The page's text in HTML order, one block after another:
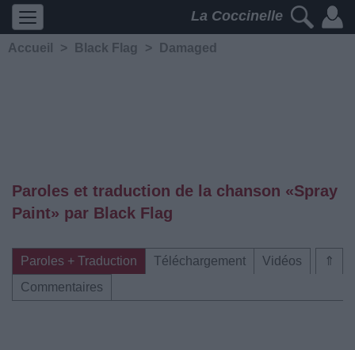
La Coccinelle
Accueil > Black Flag > Damaged
Paroles et traduction de la chanson «Spray
Paint» par Black Flag
⇑
Paroles + Traduction Téléchargement
Vidéos
Commentaires